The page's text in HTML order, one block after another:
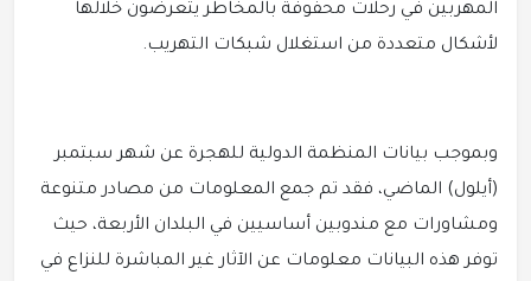
المهربين في رحلات محفوفة بالمخاطر يتعرضون خلالها
لأشكال متعددة من استغلال شبكات التهريب.
وبموجب بيانات المنظمة الدولية للهجرة عن شهر سبتمبر
(أيلول) الماضي، فقد تم جمع المعلومات من مصادر متنوعة
ومشاورات مع مندوبين أساسيين في البلدان الأربعة، حيث
توفر هذه البيانات معلومات عن الآثار غير المباشرة للنزاع في